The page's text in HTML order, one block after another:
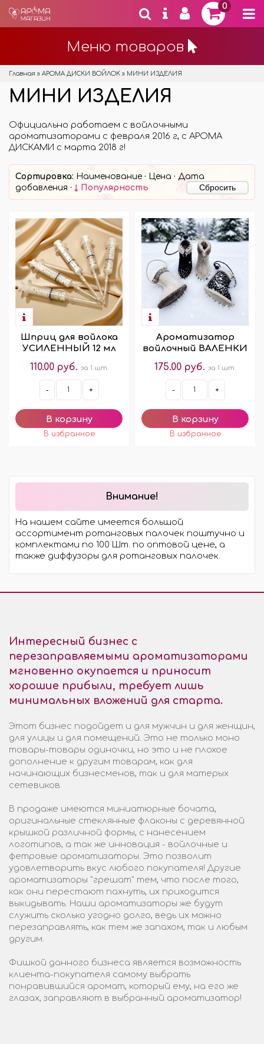
0
Меню товаров
Главная » АРОМА ДИСКИ ВОЙЛОК » МИНИ ИЗДЕЛИЯ
МИНИ ИЗДЕЛИЯ
Официально работаем с войлочными
ароматизаторами с февраля 2016 г, с АРОМА
ДИСКАМИ с марта 2018 г!
Сортировка: Наименование · Цена · Дата
добавления · ↓ Популярность Сбросить
Шприц для войлока
УСИЛЕННЫЙ 12 мл
110.00 руб. за 1 шт.
- +
Ароматизатор
войлочный ВАЛЕНКИ
175.00 руб. за 1 шт.
- +
Внимание!
На нашем сайте имеется большой
ассортимент ротанговых палочек поштучно и
комплектами по 100 Шт. по оптовой цене, а
также диффузоры для ротанговых палочек.
Интересный бизнес с
перезаправляемыми ароматизаторами
мгновенно окупается и приносит
хорошие прибыли, требует лишь
минимальных вложений для старта.
Этот бизнес подойдет и для мужчин и для женщин,
для улицы и для помещений. Это не только моно
товары-товары одиночки, но это и не плохое
дополнение к другим товарам, как для
начинающих бизнесменов, так и для матерых
сетевиков.
В продаже имеются миниатюрные бочата,
оригинальные стеклянные флаконы с деревянной
крышкой различной формы, с нанесением
логотипов, а так же инновация - войлочные и
фетровые ароматизаторы. Это позволит
удовлетворить вкус любого покупателя! Другие
ароматизаторы "грешат" тем, что после того,
как они перестают пахнуть, их приходится
выкидывать. Наши ароматизаторы же будут
служить сколько угодно долго, ведь их можно
перезаправлять, как тем же запахом, так и любым
другим.
Фишкой данного бизнеса является возможность
клиента-покупателя самому выбрать
понравившийся аромат, который ему, на его же
глазах, заправляют в выбранный ароматизатор!